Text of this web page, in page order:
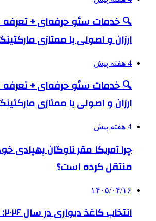
ارزان و اصولی با ممتازی
4 هفته پیش
ارزان و اصولی با ممتازی
4 هفته پیش
چرا آمریکا مقر ناوگان پهپادی
منتقل کرده است؟
۱۴۰۵/۰۴/۱۶